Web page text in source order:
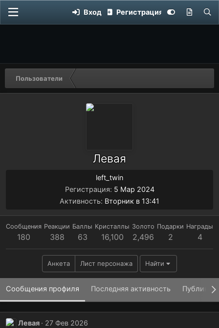
Вход Регистрация
Пользователи
Левая
left_twin
Регистрация 5 Мар 2024
Активность Вторник в 13:41
Сообщения
180
Реакции
388
Баллы
63
Кристаллы
16,100
Золото
2,496
Подарки
2
Награды
4
Анкета Лист персонажа Найти
Сообщения профиля Последняя активность
Левая 27 Фев 2026